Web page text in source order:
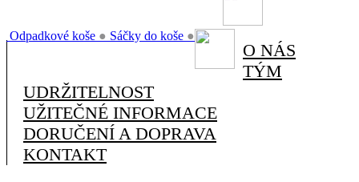
Odpadkové koše ● Sáčky do koše ●
O NÁS
TÝM
UDRŽITELNOST
UŽITEČNÉ INFORMACE
DORUČENÍ A DOPRAVA
KONTAKT